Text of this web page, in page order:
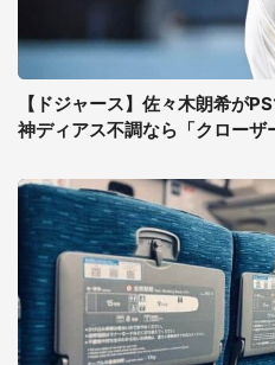
【ドジャース】佐々木朗希が
神ディアス不調なら「クローザ